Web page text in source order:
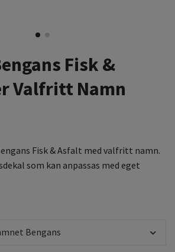
Fisk &
Valfritt Namn
Fisk & Asfalt med valfritt namn.
som kan anpassas med eget
Bengans